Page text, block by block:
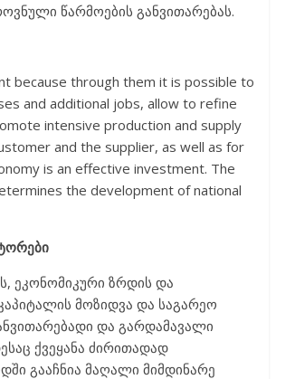
წარმოების განვითარებას.
because through them it is possible to
and additional jobs, allow to refine
intensive production and supply
and the supplier, as well as for
is an effective investment. The
the development of national
ეკონომიკური ზრდის და
მოზიდვა და საგარეო
და გარდამავალი
ქვეყანა ძირითადად
გააჩნია მაღალი მიმდინარე